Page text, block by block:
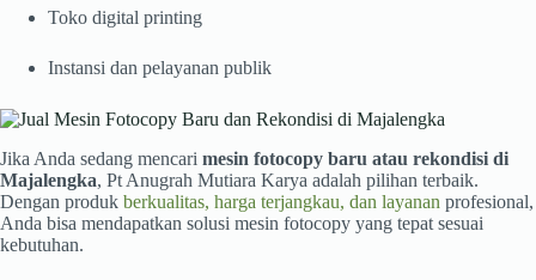
Toko digital printing
Instansi dan pelayanan publik
Jika Anda sedang mencari mesin fotocopy baru atau rekondisi di
Majalengka, Pt Anugrah Mutiara Karya adalah pilihan terbaik.
Dengan produk berkualitas, harga terjangkau, dan layanan profesional,
Anda bisa mendapatkan solusi mesin fotocopy yang tepat sesuai
kebutuhan.